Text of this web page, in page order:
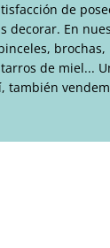
de
decorar. En
brochas,
de miel...
también